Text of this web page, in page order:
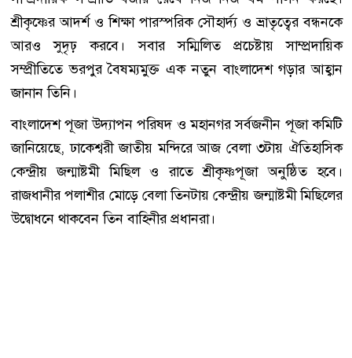
শ্রীকৃষ্ণের আদর্শ ও শিক্ষা পারস্পরিক সৌহার্দ্য ও ভ্রাতৃত্বের বন্ধনকে
আরও সুদৃঢ় করবে। সবার সম্মিলিত প্রচেষ্টায় সাম্প্রদায়িক
সম্প্রীতিতে ভরপুর বৈষম্যমুক্ত এক নতুন বাংলাদেশ গড়ার আহ্বান
জানান তিনি।
বাংলাদেশ পূজা উদ্যাপন পরিষদ ও মহানগর সর্বজনীন পূজা কমিটি
জানিয়েছে, ঢাকেশ্বরী জাতীয় মন্দিরে আজ বেলা ৩টায় ঐতিহাসিক
কেন্দ্রীয় জন্মাষ্টমী মিছিল ও রাতে শ্রীকৃষ্ণপূজা অনুষ্ঠিত হবে।
রাজধানীর পলাশীর মোড়ে বেলা তিনটায় কেন্দ্রীয় জন্মাষ্টমী মিছিলের
উদ্বোধনে থাকবেন তিন বাহিনীর প্রধানরা।